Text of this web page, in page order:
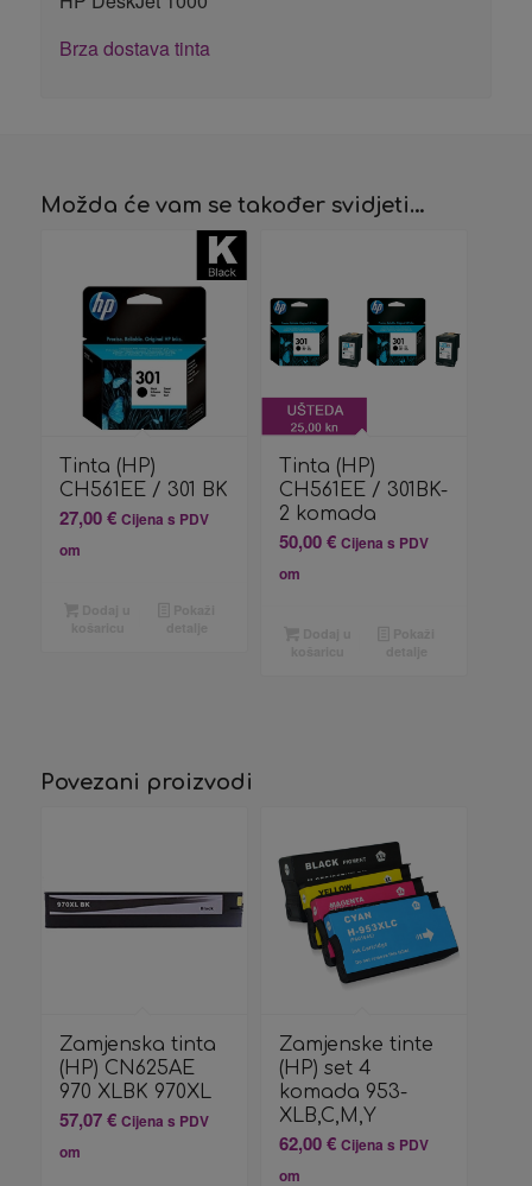
Brza dostava tinta
Možda će vam se također svidjeti…
Tinta (HP)
CH561EE / 301 BK
27,00€ Cijena s PDV
om
Tinta (HP)
CH561EE / 301BK-
2 komada
50,00€ Cijena s PDV
om
Povezani proizvodi
Zamjenska tinta
(HP) CN625AE
970 XLBK 970XL
57,07€ Cijena s PDV
om
Zamjenske tinte
(HP) set 4
komada 953-
XLB,C,M,Y
62,00€ Cijena s PDV
om